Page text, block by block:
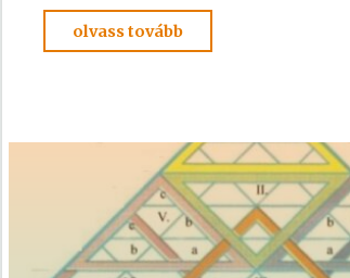
olvass tovább
törvényvilága
4."